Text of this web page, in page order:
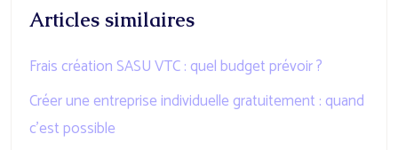
Articles similaires
Frais création SASU VTC : quel budget prévoir ?
Créer une entreprise individuelle gratuitement : quand
c’est possible